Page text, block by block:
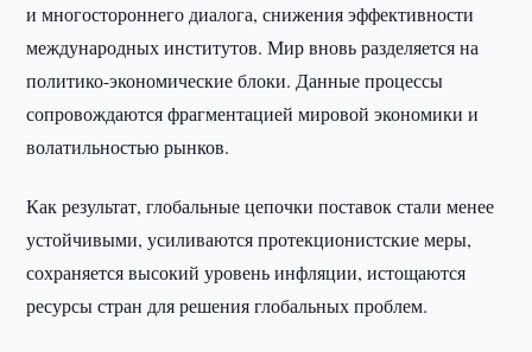
и многостороннего диалога, снижения эффективности
международных институтов. Мир вновь разделяется на
политико-экономические блоки. Данные процессы
сопровождаются фрагментацией мировой экономики и
волатильностью рынков.
Как результат, глобальные цепочки поставок стали менее
устойчивыми, усиливаются протекционистские меры,
сохраняется высокий уровень инфляции, истощаются
ресурсы стран для решения глобальных проблем.